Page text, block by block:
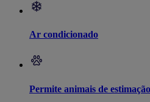
Ar condicionado
Permite animais de estimação